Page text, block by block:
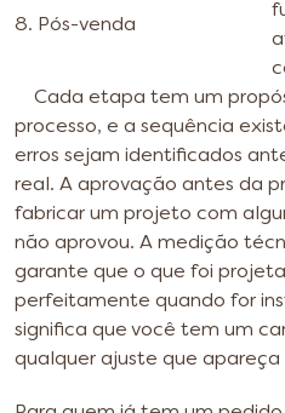
8. Pós-venda
Cada etapa tem um
processo, e a sequência
erros sejam identificados
real. A aprovação antes da
fabricar um projeto com
não aprovou. A medição
garante que o que foi
perfeitamente quando for
significa que você tem um
qualquer ajuste que